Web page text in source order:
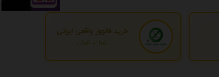
خرید فالوور واقعی ایرانی
تهران، تهران